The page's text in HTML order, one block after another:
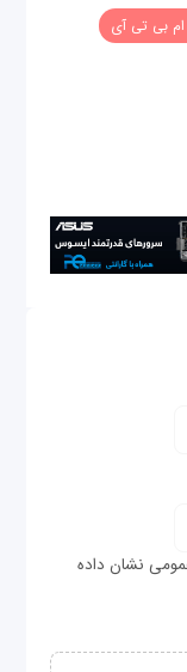
بی تی آی
نشان داده